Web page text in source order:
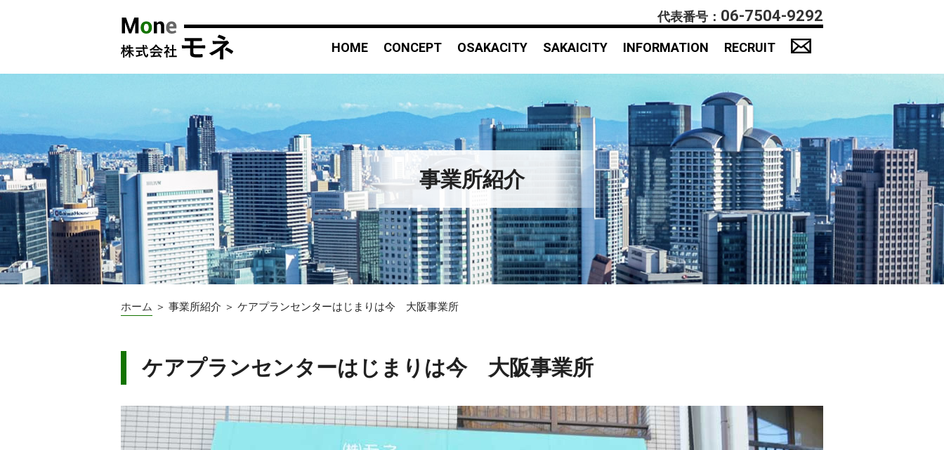
代表番号： 06-7504-9292
HOME CONCEPT OSAKACITY SAKAICITY INFORMATION RECRUIT
事業所紹介
ホーム ＞ 事業所紹介 ＞ ケアプランセンターはじまりは今 大阪事業所
ケアプランセンターはじまりは今 大阪事業所